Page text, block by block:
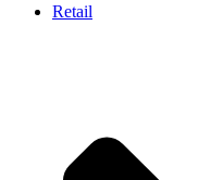
Retail